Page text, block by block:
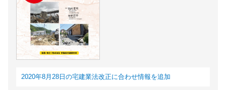
2020年8月28日の宅建業法改正に合わせ情報を追加